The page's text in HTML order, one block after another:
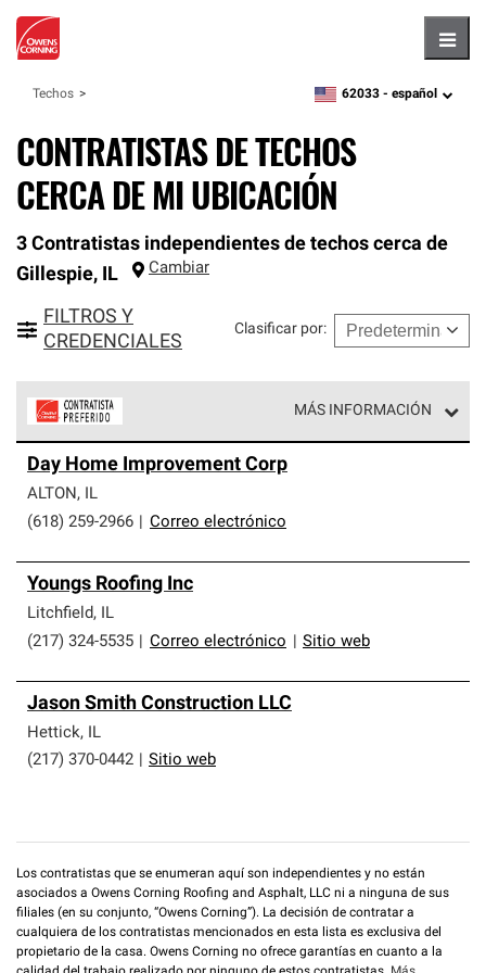
Techos zipcode,language
62033 - español
CONTRATISTAS DE TECHOS
CERCA DE MI UBICACIÓN
3 Contratistas independientes de techos cerca de
Gillespie, IL Cambiar
FILTROS Y
CREDENCIALES
Clasificar por:
MÁS INFORMACIÓN
parte de una red exclusiva de profesionales de techos
que cumplen con altos estándares y requisitos estrictos
de profesionalismo y confiabilidad.
Day Home Improvement Corp
ALTON, IL
(618) 259-2966
Correo electrónico
Youngs Roofing Inc
Litchfield, IL
(217) 324-5535
Correo electrónico Sitio web
Jason Smith Construction LLC
Hettick, IL
(217) 370-0442
Sitio web
Los contratistas que se enumeran aquí son independientes y no están
asociados a Owens Corning Roofing and Asphalt, LLC ni a ninguna de sus
filiales (en su conjunto, “Owens Corning”). La decisión de contratar a
cualquiera de los contratistas mencionados en esta lista es exclusiva del
propietario de la casa. Owens Corning no ofrece garantías en cuanto a la